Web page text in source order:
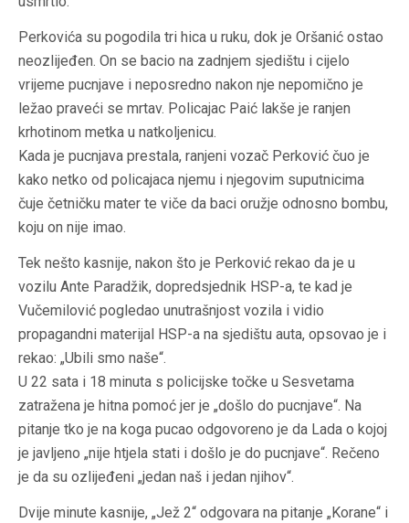
Perkovića su pogodila tri hica u ruku, dok je Oršanić ostao
neozlijeđen. On se bacio na zadnjem sjedištu i cijelo
vrijeme pucnjave i neposredno nakon nje nepomično je
ležao praveći se mrtav. Policajac Paić lakše je ranjen
krhotinom metka u natkoljenicu.
Kada je pucnjava prestala, ranjeni vozač Perković čuo je
kako netko od policajaca njemu i njegovim suputnicima
čuje četničku mater te viče da baci oružje odnosno bombu,
koju on nije imao.
Tek nešto kasnije, nakon što je Perković rekao da je u
vozilu Ante Paradžik, dopredsjednik HSP-a, te kad je
Vučemilović pogledao unutrašnjost vozila i vidio
propagandni materijal HSP-a na sjedištu auta, opsovao je i
rekao: „Ubili smo naše“.
U 22 sata i 18 minuta s policijske točke u Sesvetama
zatražena je hitna pomoć jer je „došlo do pucnjave“. Na
pitanje tko je na koga pucao odgovoreno je da Lada o kojoj
je javljeno „nije htjela stati i došlo je do pucnjave“. Rečeno
je da su ozlijeđeni „jedan naš i jedan njihov“.
Dvije minute kasnije, „Jež 2“ odgovara na pitanje „Korane“ i